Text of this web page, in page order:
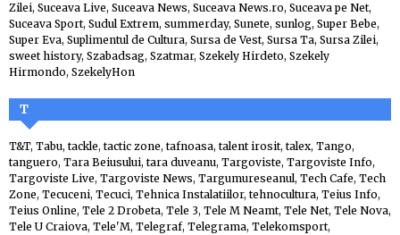
Zilei, Suceava Live, Suceava News, Suceava News.ro, Suceava pe Net,
Suceava Sport, Sudul Extrem, summerday, Sunete, sunlog, Super Bebe,
Super Eva, Suplimentul de Cultura, Sursa de Vest, Sursa Ta, Sursa Zilei,
sweet history, Szabadsag, Szatmar, Szekely Hirdeto, Szekely
Hirmondo, SzekelyHon
T
T&T, Tabu, tackle, tactic zone, tafnoasa, talent irosit, talex, Tango,
tanguero, Tara Beiusului, tara duveanu, Targoviste, Targoviste Info,
Targoviste Live, Targoviste News, Targumureseanul, Tech Cafe, Tech
Zone, Tecuceni, Tecuci, Tehnica Instalatiilor, tehnocultura, Teius Info,
Teius Online, Tele 2 Drobeta, Tele 3, Tele M Neamt, Tele Net, Tele Nova,
Tele U Craiova, Tele'M, Telegraf, Telegrama, Telekomsport,